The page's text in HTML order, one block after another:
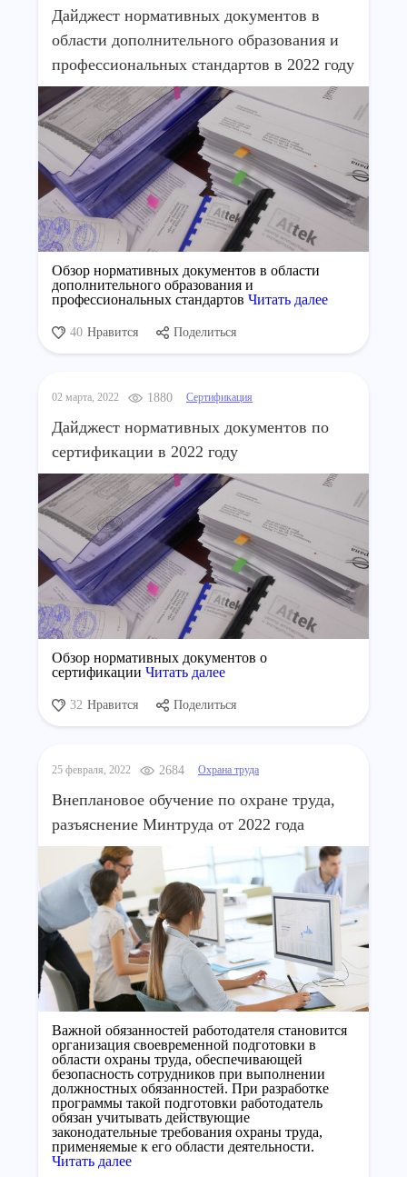
Дайджест нормативных документов в
области дополнительного образования и
профессиональных стандартов в 2022 году
Обзор нормативных документов в области
дополнительного образования и
профессиональных стандартов Читать далее
40 Нравится Поделиться
02 марта, 2022 1880 Сертификация
Дайджест нормативных документов по
сертификации в 2022 году
Обзор нормативных документов о
сертификации Читать далее
32 Нравится Поделиться
25 февраля, 2022 2684 Охрана труда
Внеплановое обучение по охране труда,
разъяснение Минтруда от 2022 года
Важной обязанностей работодателя становится
организация своевременной подготовки в
области охраны труда, обеспечивающей
безопасность сотрудников при выполнении
должностных обязанностей. При разработке
программы такой подготовки работодатель
обязан учитывать действующие
законодательные требования охраны труда,
применяемые к его области деятельности.
Читать далее